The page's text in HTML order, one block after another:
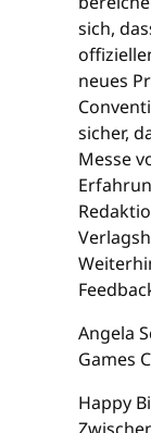
sich,
neues
sicher,
Messe
Angela
Games
Happy